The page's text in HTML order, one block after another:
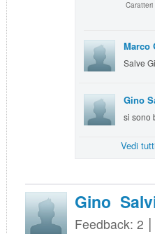
Marco
Salve
Gino
si sono
Vedi
Gino
Feedback: 2